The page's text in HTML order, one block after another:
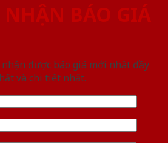
BÁO GIÁ
được báo giá mới nhât đầy
và chi tiết nhất.